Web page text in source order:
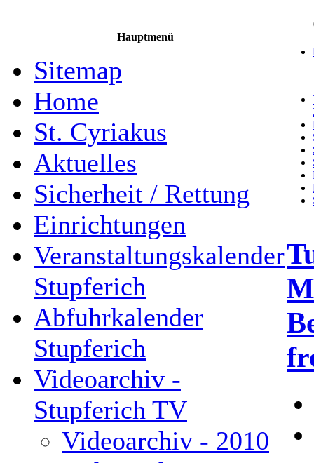
Hauptmenü
Sitemap
Home
St. Cyriakus
Aktuelles
Sicherheit / Rettung
Einrichtungen
Veranstaltungskalender
Stupferich
Abfuhrkalender
Stupferich
Videoarchiv -
Stupferich TV
Videoarchiv - 2010